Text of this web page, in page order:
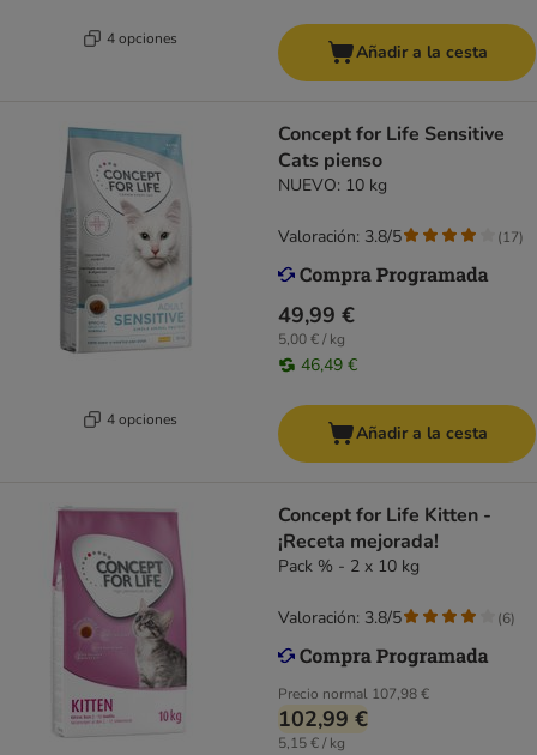
4 opciones
Añadir a la cesta
4 opciones
Concept for Life Sensitive
Cats pienso
NUEVO: 10 kg
49,99 €
5,00 € / kg
46,49 €
Valoración: 3.8/5 (17)
Añadir a la cesta
Concept for Life Kitten -
¡Receta mejorada!
Pack % - 2 x 10 kg
Precio normal 107,98 €
102,99 €
5,15 € / kg
Valoración: 3.8/5 (6)